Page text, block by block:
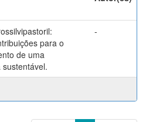
para o
de uma
-